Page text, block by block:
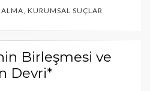
, KURUMSAL SUÇLAR
Birleşmesi ve
Devri*